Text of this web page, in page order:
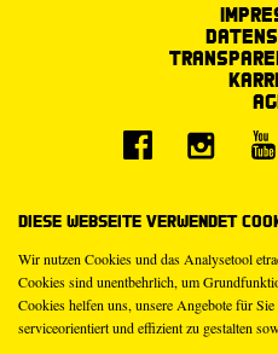
Diese Webseite verwendet
Wir nutzen Cookies und das Analysetool
Cookies sind unentbehrlich, um
Cookies helfen uns, unsere Angebote für
serviceorientiert und effizient zu gestalten